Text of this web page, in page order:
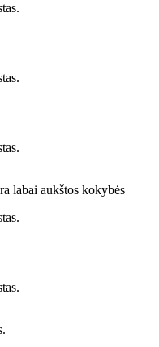
labai aukštos kokybės